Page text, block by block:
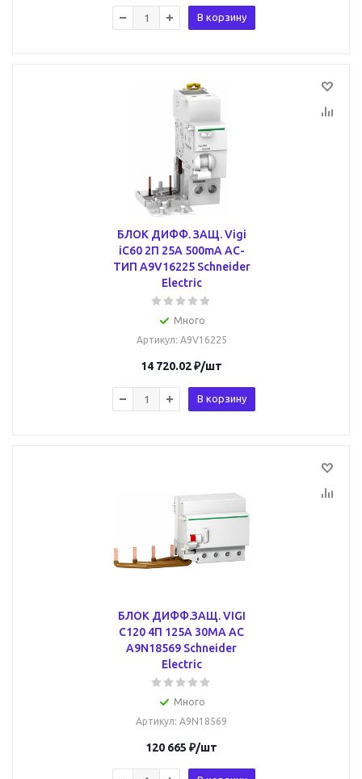
В корзину
БЛОК ДИФФ. ЗАЩ. Vigi
iC60 2П 25A 500mA AC-
ТИП A9V16225 Schneider
Electric
Много
Артикул: A9V16225
14 720.02₽/шт
В корзину
БЛОК ДИФФ.ЗАЩ. VIGI
C120 4П 125A 30МА AC
A9N18569 Schneider
Electric
Много
Артикул: A9N18569
120 665 ₽/шт